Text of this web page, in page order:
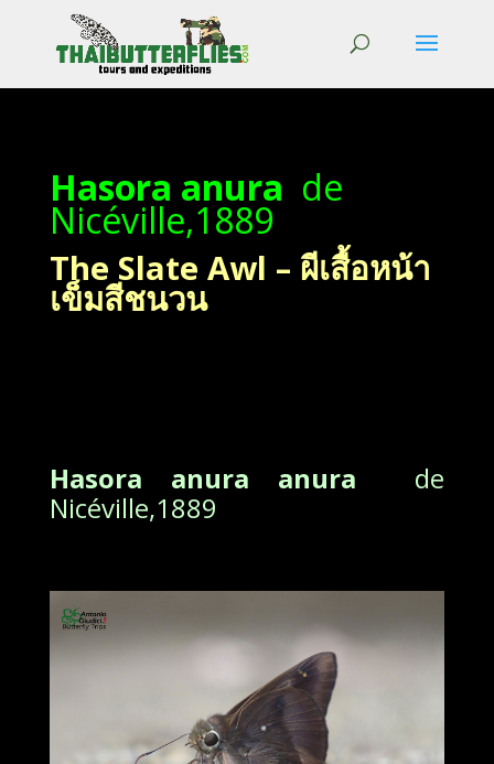
Hasora anura de
Nicéville,1889
The Slate Awl – ผีเสื้อหน้า
เข็มสีชนวน
Hasora anura anura de
Nicéville,1889